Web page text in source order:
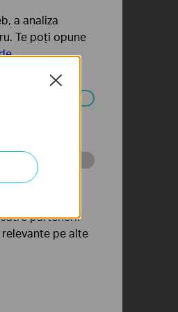
Close
a analiza
Te poți opune
în
web a
partenerii
pe alte